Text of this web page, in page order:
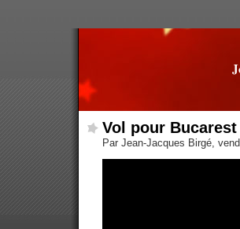
Vol pour Bucarest
Par Jean-Jacques Birgé,